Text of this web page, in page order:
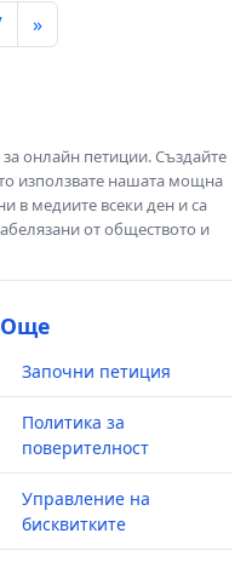
»
онлайн петиции. Създайте
използвате нашата мощна
в медиите всеки ден и са
от обществото и
Още
Започни петиция
Политика за
поверителност
Управление на
бисквитките